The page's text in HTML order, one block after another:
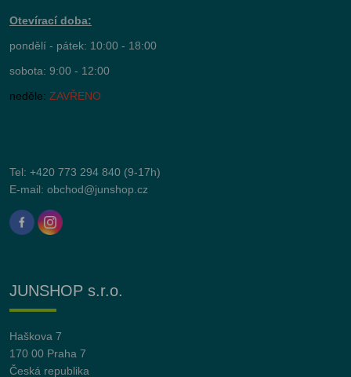
Otevírací doba:
pondělí - pátek: 10:00 - 18:00
sobota: 9:00 - 12:00
neděle: ZAVŘENO
Tel: +420 773 294 840 (9-17h)
E-mail: obchod@junshop.cz
JUNSHOP s.r.o.
Haškova 7
170 00 Praha 7
Česká republika